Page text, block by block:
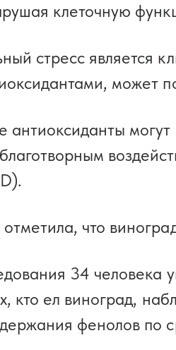
клеточную
стресс является
может
антиоксиданты
что
34 человека
кто ел виноград,
фенолов по